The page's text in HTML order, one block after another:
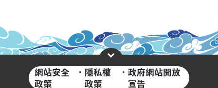
網站安全
政策
· 隱私權
政策
·政府網站開放
宣告